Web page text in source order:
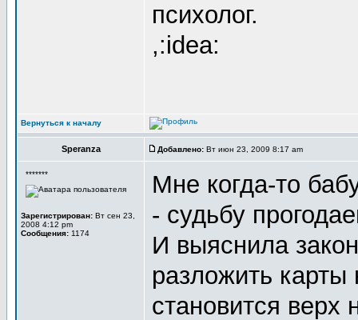
психолог.
,:idea:
Вернуться к началу
Speranza Добавлено: Вт июн 23, 2009 8:17 am
*******
Зарегистрирован: Вт сен 23,
2008 4:12 pm
Сообщения: 1174
Мне когда-то
- судьбу
И выяснила
разложить карты
становится верх